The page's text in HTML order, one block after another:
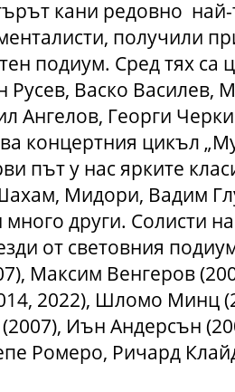
кани редовно
получили
подиум. Сред тях са
Русев, Васко Василев,
Ангелов, Георги
концертния цикъл
път у нас ярките
Мидори, Вадим
други. Солисти
от световния
Максим Венгеров
2022), Шломо Минц
Иън Андерсън
Ромеро, Ричард